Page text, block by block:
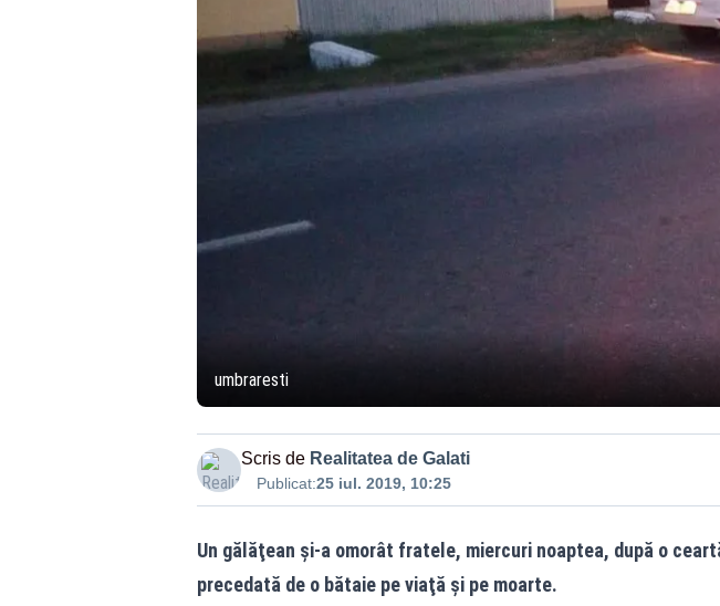
umbraresti
Scris de Realitatea de Galati
Publicat:25 iul. 2019, 10:25
Un gălăţean şi-a omorât fratele, miercuri noaptea, după o
precedată de o bătaie pe viaţă şi pe moarte.